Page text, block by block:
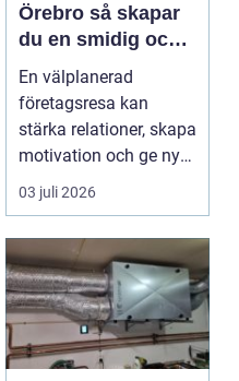
Örebro så skapar
du en smidig och
minnesvärd resa
för hela teamet
En välplanerad
företagsresa kan
stärka relationer, skapa
motivation och ge ny
energi till både chefe...
03 juli 2026